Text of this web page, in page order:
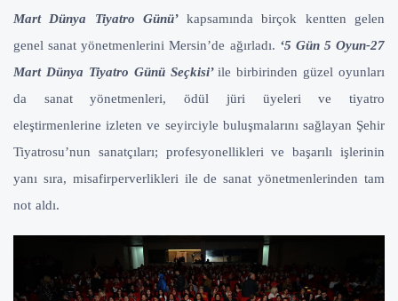
Mart Dünya Tiyatro Günü’kapsamında birçok kentten gelen
genel sanat yönetmenlerini Mersin’de ağırladı. ‘5 Gün 5 Oyun-27
Mart Dünya Tiyatro Günü Seçkisi’ile birbirinden güzel oyunları
da sanat yönetmenleri, ödül jüri üyeleri ve tiyatro
eleştirmenlerine izleten ve seyirciyle buluşmalarını sağlayan Şehir
Tiyatrosu’nun sanatçıları; profesyonellikleri ve başarılı işlerinin
yanı sıra, misafirperverlikleri ile de sanat yönetmenlerinden tam
not aldı.